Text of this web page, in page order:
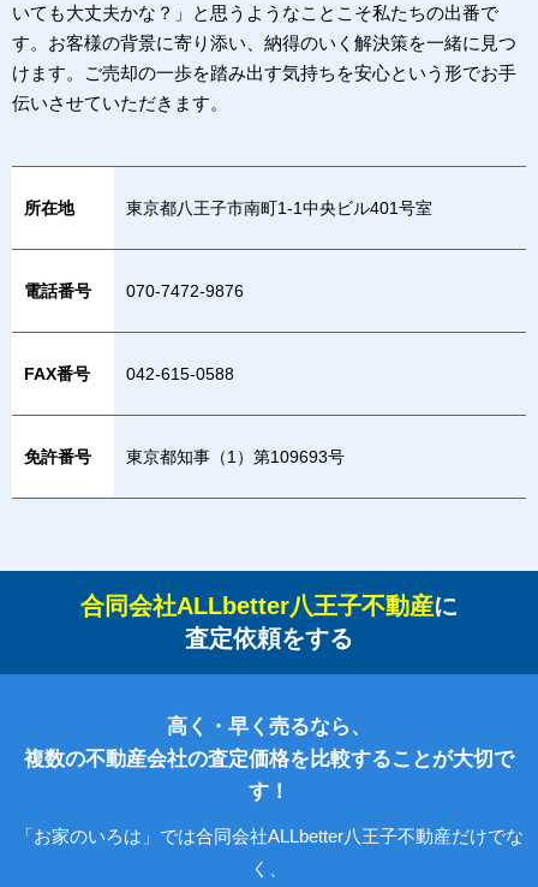
いても大丈夫かな？」と思うようなことこそ私たちの出番で
す。お客様の背景に寄り添い、納得のいく解決策を一緒に見つ
けます。ご売却の一歩を踏み出す気持ちを安心という形でお手
伝いさせていただきます。
所在地 東京都八王子市南町1-1中央ビル401号室
電話番号 070-7472-9876
FAX番号 042-615-0588
免許番号 東京都知事（1）第109693号
合同会社ALLbetter八王子不動産に
査定依頼をする
高く・早く売るなら、
複数の不動産会社の査定価格を比較することが大切で
す！
「お家のいろは」では合同会社ALLbetter八王子不動産だけでな
く、